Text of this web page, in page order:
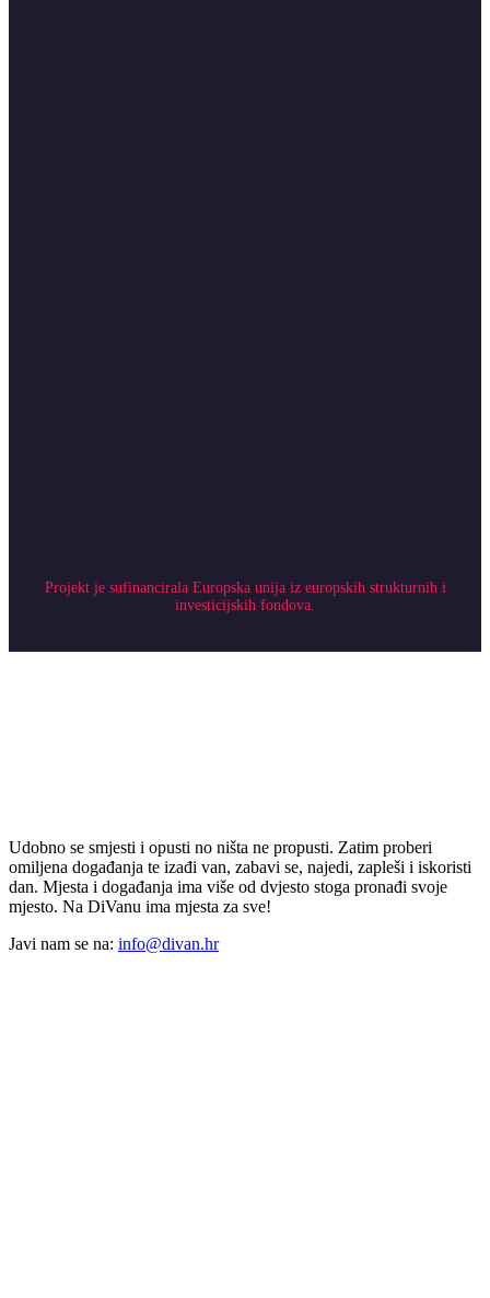
Projekt je sufinancirala Europska unija iz europskih strukturnih i
investicijskih fondova.
Udobno se smjesti i opusti no ništa ne propusti. Zatim proberi
omiljena događanja te izađi van, zabavi se, najedi, zapleši i iskoristi
dan. Mjesta i događanja ima više od dvjesto stoga pronađi svoje
mjesto. Na DiVanu ima mjesta za sve!
Javi nam se na: info@divan.hr